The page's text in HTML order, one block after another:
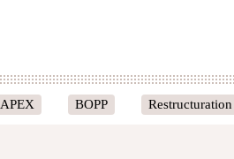
APEX BOPP Restructuration